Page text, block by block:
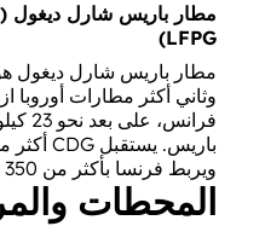
LFPG)
مطار باريس شارل ديغول
وثاني أكثر مطارات
ويربط فرنسا بأكثر من 350 وجهة حول العالم.
المحطات